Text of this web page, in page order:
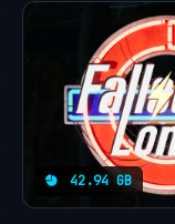
42.94 GB